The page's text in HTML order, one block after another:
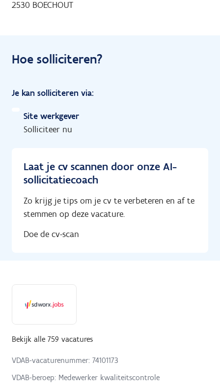
2530 BOECHOUT
Hoe solliciteren?
Je kan solliciteren via:
Site werkgever
Solliciteer nu
Laat je cv scannen door onze AI-
sollicitatiecoach
Zo krijg je tips om je cv te verbeteren en af te
stemmen op deze vacature.
Doe de cv-scan
Bekijk alle 759 vacatures
VDAB-vacaturenummer: 74101173
VDAB-beroep: Medewerker kwaliteitscontrole